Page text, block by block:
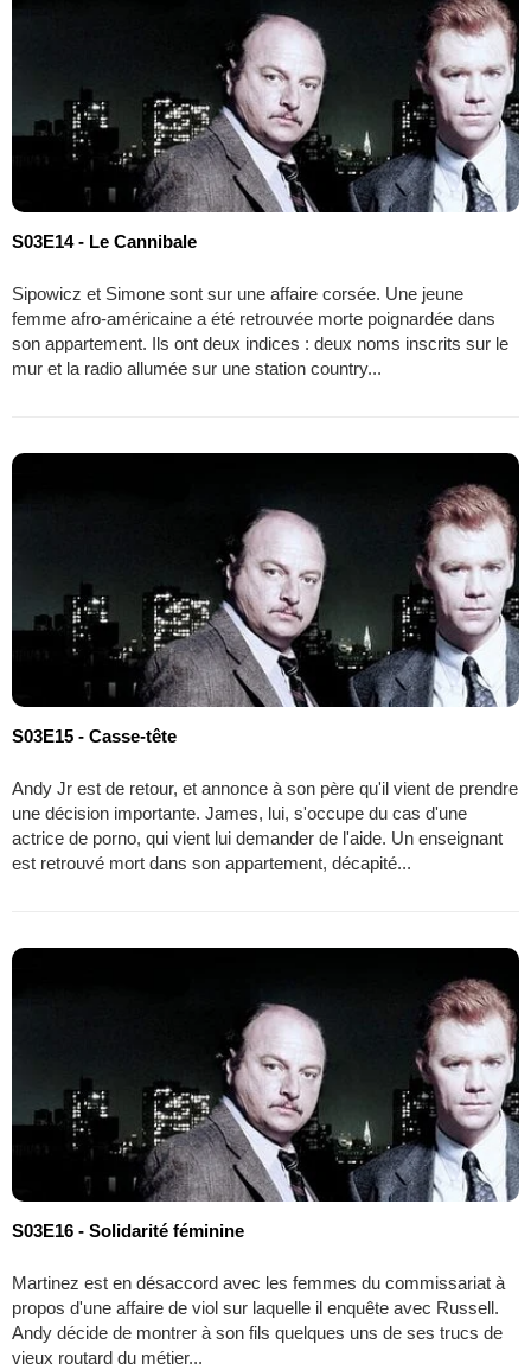
S03E14 - Le Cannibale
Sipowicz et Simone sont sur une affaire corsée. Une jeune
femme afro-américaine a été retrouvée morte poignardée dans
son appartement. Ils ont deux indices : deux noms inscrits sur le
mur et la radio allumée sur une station country...
S03E15 - Casse-tête
Andy Jr est de retour, et annonce à son père qu'il vient de prendre
une décision importante. James, lui, s'occupe du cas d'une
actrice de porno, qui vient lui demander de l'aide. Un enseignant
est retrouvé mort dans son appartement, décapité...
S03E16 - Solidarité féminine
Martinez est en désaccord avec les femmes du commissariat à
propos d'une affaire de viol sur laquelle il enquête avec Russell.
Andy décide de montrer à son fils quelques uns de ses trucs de
vieux routard du métier...